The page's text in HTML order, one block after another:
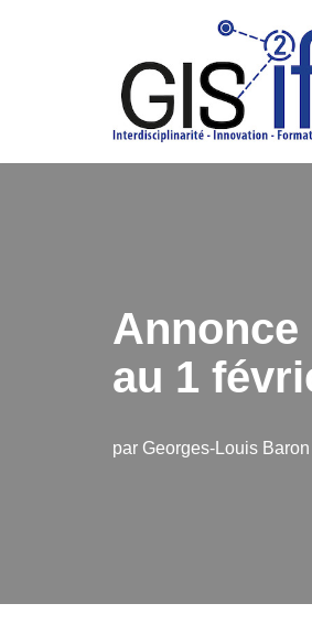
Annonce
au 1
par Georges-Louis Baron